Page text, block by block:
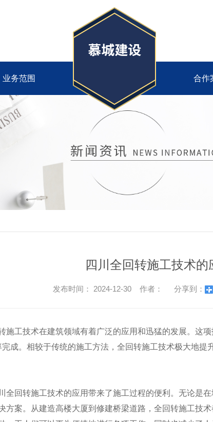
业务范围 合作
四川全回转施工技术的
发布时间： 2024-12-30 作者： 分享到：
施工技术在建筑领域有着广泛的应用和迅猛的发展。这
成。相较于传统的施工方法，全回转施工技术极大地
全回转施工技术的应用带来了施工过程的便利。无论是
方案。从建造高楼大厦到修建桥梁道路，全回转施工技